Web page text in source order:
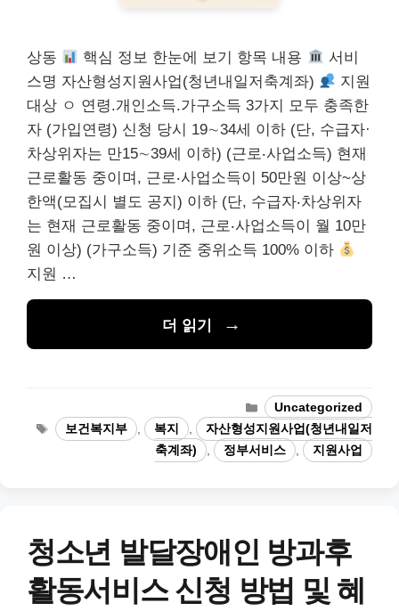
상동 핵심 정보 한눈에 보기 항목 내용
서비
스명 자산형성지원사업(청년내일저축계좌)
지원
대상 ㅇ 연령.개인소득.가구소득 3가지 모두 충족한
자 (가입연령) 신청 당시 19∼34세 이하 (단, 수급자·
차상위자는 만15∼39세 이하) (근로‧사업소득) 현재
근로활동 중이며, 근로‧사업소득이 50만원 이상~상
한액(모집시 별도 공지) 이하 (단, 수급자‧차상위자
는 현재 근로활동 중이며, 근로‧사업소득이 월 10만
원 이상) (가구소득) 기준 중위소득 100% 이하
지원 …
더 읽기
카
테
고
리
Uncategorized
태
그
보건복지부 , 복지 ,
자산형성지원사업(청년내일저
축계좌)
, 정부서비스 , 지원사업
청소년 발달장애인 방과후
활동서비스 신청 방법 및 혜